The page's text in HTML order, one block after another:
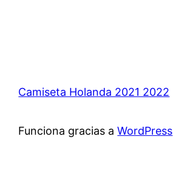
Camiseta Holanda 2021 2022
Funciona gracias aWordPress